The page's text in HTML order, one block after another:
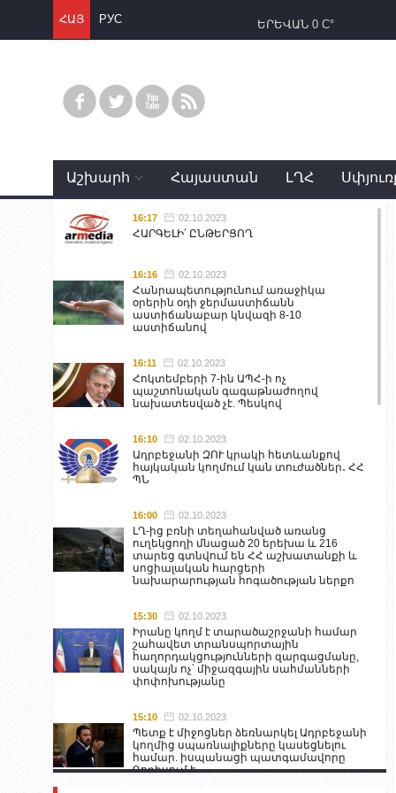
ՀԱՅ РУС ԵՐԵՎԱՆ 0 C°
Աշխարհ Հայաստան ԼՂՀ
16:17 02.10.2023
ՀԱՐԳԵԼԻ՛ ԸՆԹԵՐՑՈՂ
16:16 02.10.2023
Հանրապետությունում առաջիկա
օրերին օդի ջերմաստիճանն
աստիճանաբար կնվազի 8-10
աստիճանով
16:11 02.10.2023
Հոկտեմբերի 7-ին ԱՊՀ-ի ոչ
պաշտոնական գագաթնաժողով
նախատեսված չէ. Պեսկով
16:10 02.10.2023
Ադրբեջանի ԶՈՒ կրակի հետևանքով
հայկական կողմում կան տուժածներ․ ՀՀ
ՊՆ
16:00 02.10.2023
ԼՂ-ից բռնի տեղահանված առանց
ուղեկցողի մնացած 20 երեխա և 216
տարեց գտնվում են ՀՀ աշխատանքի և
սոցիալական հարցերի
նախարարության հոգածության ներքո
15:30 02.10.2023
Իրանը կողմ է տարածաշրջանի համար
շահավետ տրանսպորտային
հաղորդակցությունների զարգացմանը,
սակայն ոչ՝ միջազգային սահմանների
փոփոխությանը
15:10 02.10.2023
Պետք է միջոցներ ձեռնարկել Ադրբեջանի
կողմից սպառնալիքները կասեցնելու
համար. իսպանացի պատգամավորը
Գորիսում է